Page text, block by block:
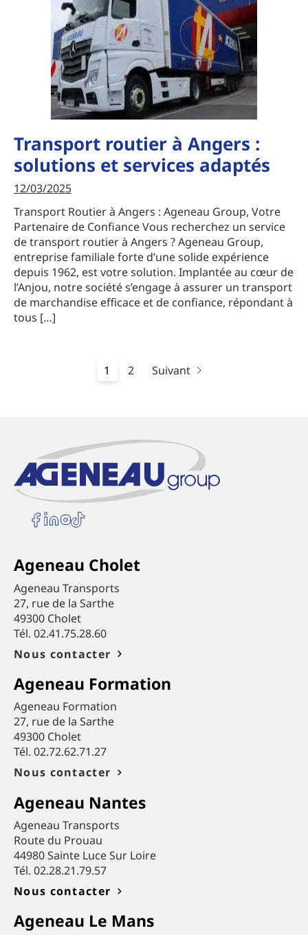
Transport routier à Angers :
solutions et services adaptés
12/03/2025
Transport Routier à Angers : Ageneau Group, Votre
Partenaire de Confiance Vous recherchez un service
de transport routier à Angers ? Ageneau Group,
entreprise familiale forte d’une solide expérience
depuis 1962, est votre solution. Implantée au cœur de
l’Anjou, notre société s’engage à assurer un transport
de marchandise efficace et de confiance, répondant à
tous […]
1 2 Suivant
Suivez-nous sur Facebook
Suivez-nous sur Linkedin
Suivez-nous sur Instagram
Suivez-nous sur Tiktok
Ageneau Cholet
Ageneau Transports
27, rue de la Sarthe
49300 Cholet
Tél. 02.41.75.28.60
Nous contacter
Ageneau Formation
Ageneau Formation
27, rue de la Sarthe
49300 Cholet
Tél. 02.72.62.71.27
Nous contacter
Ageneau Nantes
Ageneau Transports
Route du Prouau
44980 Sainte Luce Sur Loire
Tél. 02.28.21.79.57
Nous contacter
Ageneau Le Mans